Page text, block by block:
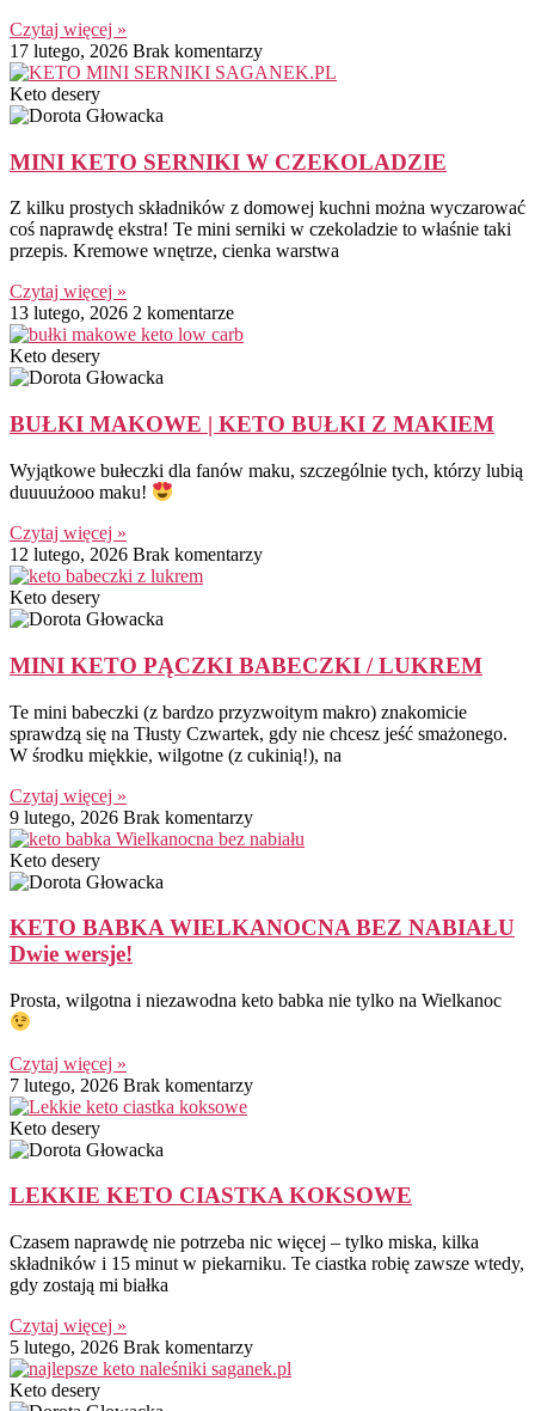
Czytaj więcej »
17 lutego, 2026 Brak komentarzy
Keto desery
MINI KETO SERNIKI W CZEKOLADZIE
Z kilku prostych składników z domowej kuchni można wyczarować
coś naprawdę ekstra! Te mini serniki w czekoladzie to właśnie taki
przepis. Kremowe wnętrze, cienka warstwa
Czytaj więcej »
13 lutego, 2026 2 komentarze
Keto desery
BUŁKI MAKOWE | KETO BUŁKI Z MAKIEM
Wyjątkowe bułeczki dla fanów maku, szczególnie tych, którzy lubią
duuuużooo maku!
Czytaj więcej »
12 lutego, 2026 Brak komentarzy
Keto desery
MINI KETO PĄCZKI BABECZKI / LUKREM
Te mini babeczki (z bardzo przyzwoitym makro) znakomicie
sprawdzą się na Tłusty Czwartek, gdy nie chcesz jeść smażonego.
W środku miękkie, wilgotne (z cukinią!), na
Czytaj więcej »
9 lutego, 2026 Brak komentarzy
Keto desery
KETO BABKA WIELKANOCNA BEZ NABIAŁU
Dwie wersje!
Prosta, wilgotna i niezawodna keto babka nie tylko na Wielkanoc
Czytaj więcej »
7 lutego, 2026 Brak komentarzy
Keto desery
LEKKIE KETO CIASTKA KOKSOWE
Czasem naprawdę nie potrzeba nic więcej – tylko miska, kilka
składników i 15 minut w piekarniku. Te ciastka robię zawsze wtedy,
gdy zostają mi białka
Czytaj więcej »
5 lutego, 2026 Brak komentarzy
Keto desery